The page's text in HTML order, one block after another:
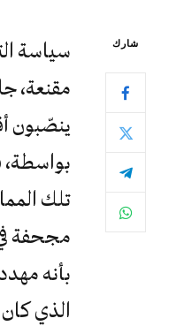
شارك
سياسة
مقنعة،
ينصّبون
بواسطة،
تلك
مجحفة
بأنه
الذي